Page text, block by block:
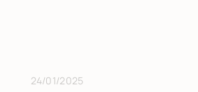
24/01/2025